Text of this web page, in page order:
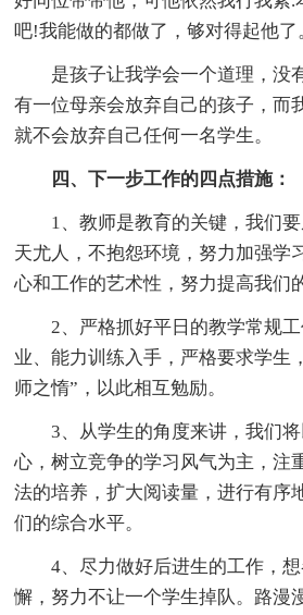
吧!我能做的都做了，够对得起他了
是孩子让我学会一个道理，没
有一位母亲会放弃自己的孩子，而
就不会放弃自己任何一名学生。
四、下一步工作的四点措施：
1、教师是教育的关键，我们要
天尤人，不抱怨环境，努力加强学
心和工作的艺术性，努力提高我们
2、严格抓好平日的教学常规工
业、能力训练入手，严格要求学生
师之惰”，以此相互勉励。
3、从学生的角度来讲，我们将
心，树立竞争的学习风气为主，注
法的培养，扩大阅读量，进行有序
们的综合水平。
4、尽力做好后进生的工作，想
懈，努力不让一个学生掉队。路漫